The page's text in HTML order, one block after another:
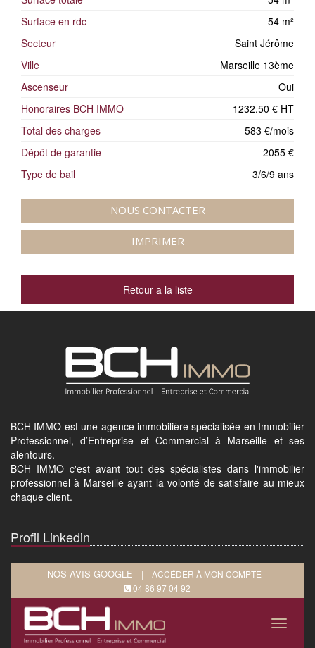
Surface en rdc
54 m²
Secteur
Saint Jérôme
Ville
Marseille 13ème
Ascenseur
Oui
Honoraires BCH IMMO
1232.50 € HT
Total des charges
583 €/mois
Dépôt de garantie
2055 €
Type de bail
3/6/9 ans
NOUS CONTACTER
IMPRIMER
Retour a la liste
BCH IMMO est une agence immobilière spécialisée en Immobilier
Professionnel, d’Entreprise et Commercial à Marseille et ses
alentours.
BCH IMMO c'est avant tout des spécialistes dans l'immobilier
professionnel à Marseille ayant la volonté de satisfaire au mieux
chaque client.
Profil Linkedin